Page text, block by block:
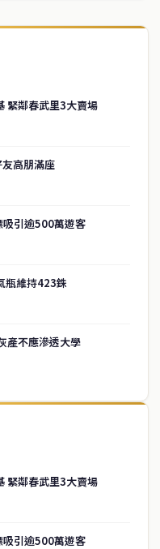
緊鄰春武里3大賣場
高朋滿座
吸引逾500萬遊客
瓶維持423銖
產不應滲透大學
緊鄰春武里3大賣場
吸引逾500萬遊客
谷的中文新聞媒體，致力於